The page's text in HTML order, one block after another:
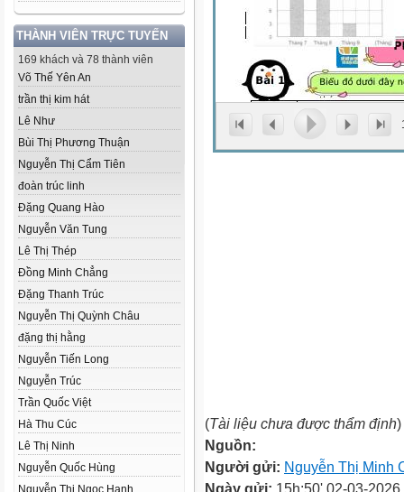
THÀNH VIÊN TRỰC TUYẾN
169 khách và 78 thành viên
Võ Thế Yên An
trần thị kim hát
Lê Như
Bùi Thị Phương Thuận
Nguyễn Thị Cẩm Tiên
đoàn trúc linh
Đặng Quang Hào
Nguyễn Văn Tung
Lê Thị Thép
Đồng Minh Chẳng
Đặng Thanh Trúc
Nguyễn Thị Quỳnh Châu
đặng thị hằng
Nguyễn Tiến Long
Nguyễn Trúc
Trần Quốc Việt
Hà Thu Cúc
Lê Thị Ninh
Nguyễn Quốc Hùng
Nguyễn Thị Ngọc Hạnh
(Tài liệu chưa được thẩm định)
Nguồn:
Người gửi: Nguyễn Thị Minh
Ngày gửi: 15h:50' 02-03-2026